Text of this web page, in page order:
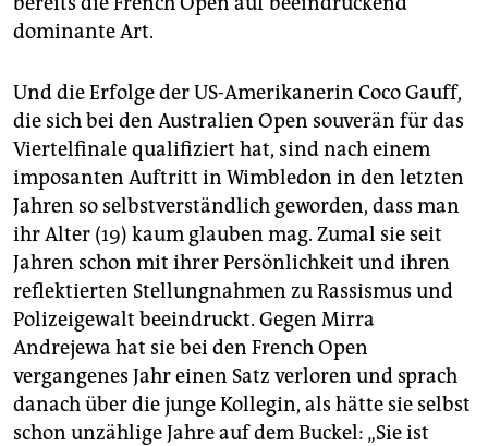
dominante Art.
Und die Erfolge der US-Amerikanerin Coco Gauff,
die sich bei den Australien Open souverän für das
Viertelfinale qualifiziert hat, sind nach einem
imposanten Auftritt in Wimbledon in den letzten
Jahren so selbstverständlich geworden, dass man
ihr Alter (19) kaum glauben mag. Zumal sie seit
Jahren schon mit ihrer Persönlichkeit und ihren
reflektierten Stellungnahmen zu Rassismus und
Polizeigewalt beeindruckt. Gegen Mirra
Andrejewa hat sie bei den French Open
vergangenes Jahr einen Satz verloren und sprach
danach über die junge Kollegin, als hätte sie selbst
schon unzählige Jahre auf dem Buckel: „Sie ist